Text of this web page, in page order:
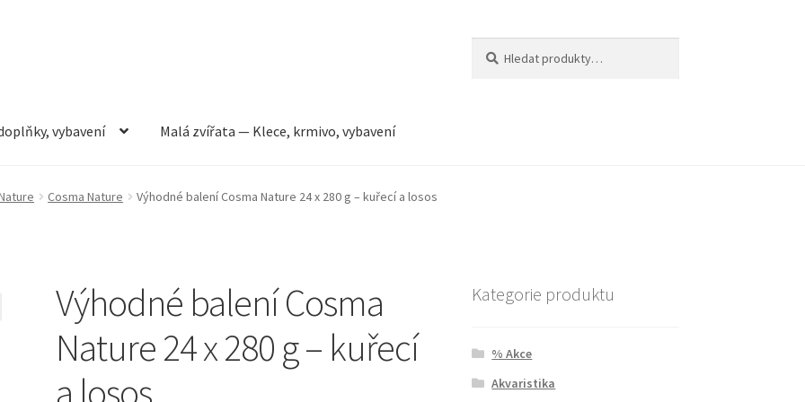
vybavení Malá zvířata — Klece, krmivo, vybavení
vybaveníMůj účetObchod Pokladna Vše pro kočky
Cosma Nature Výhodné balení Cosma Nature 24 x 280 g – kuřecí a losos
Výhodné balení Cosma
Nature 24 x 280 g – kuřecí
a losos
Kategorie produktu
% Akce
Akvaristika